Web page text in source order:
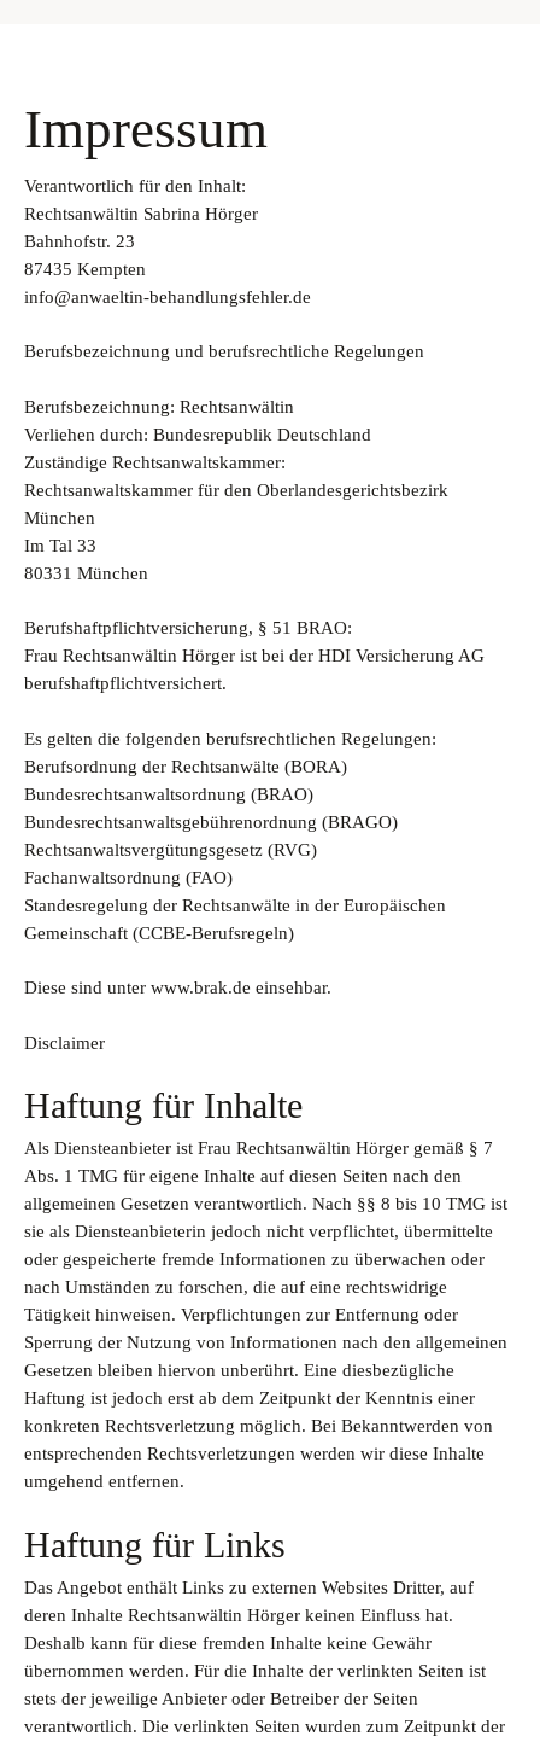
Impressum
Verantwortlich für den Inhalt:
Rechtsanwältin Sabrina Hörger
Bahnhofstr. 23
87435 Kempten
info@anwaeltin-behandlungsfehler.de
Berufsbezeichnung und berufsrechtliche Regelungen
Berufsbezeichnung: Rechtsanwältin
Verliehen durch: Bundesrepublik Deutschland
Zuständige Rechtsanwaltskammer:
Rechtsanwaltskammer für den Oberlandesgerichtsbezirk
München
Im Tal 33
80331 München
Berufshaftpflichtversicherung, § 51 BRAO:
Frau Rechtsanwältin Hörger ist bei der HDI Versicherung AG
berufshaftpflichtversichert.
Es gelten die folgenden berufsrechtlichen Regelungen:
Berufsordnung der Rechtsanwälte (BORA)
Bundesrechtsanwaltsordnung (BRAO)
Bundesrechtsanwaltsgebührenordnung (BRAGO)
Rechtsanwaltsvergütungsgesetz (RVG)
Fachanwaltsordnung (FAO)
Standesregelung der Rechtsanwälte in der Europäischen
Gemeinschaft (CCBE-Berufsregeln)
Diese sind unter www.brak.de einsehbar.
Disclaimer
Haftung für Inhalte
Als Diensteanbieter ist Frau Rechtsanwältin Hörger gemäß § 7
Abs. 1 TMG für eigene Inhalte auf diesen Seiten nach den
allgemeinen Gesetzen verantwortlich. Nach §§ 8 bis 10 TMG ist
sie als Diensteanbieterin jedoch nicht verpflichtet, übermittelte
oder gespeicherte fremde Informationen zu überwachen oder
nach Umständen zu forschen, die auf eine rechtswidrige
Tätigkeit hinweisen. Verpflichtungen zur Entfernung oder
Sperrung der Nutzung von Informationen nach den allgemeinen
Gesetzen bleiben hiervon unberührt. Eine diesbezügliche
Haftung ist jedoch erst ab dem Zeitpunkt der Kenntnis einer
konkreten Rechtsverletzung möglich. Bei Bekanntwerden von
entsprechenden Rechtsverletzungen werden wir diese Inhalte
umgehend entfernen.
Haftung für Links
Das Angebot enthält Links zu externen Websites Dritter, auf
deren Inhalte Rechtsanwältin Hörger keinen Einfluss hat.
Deshalb kann für diese fremden Inhalte keine Gewähr
übernommen werden. Für die Inhalte der verlinkten Seiten ist
stets der jeweilige Anbieter oder Betreiber der Seiten
verantwortlich. Die verlinkten Seiten wurden zum Zeitpunkt der